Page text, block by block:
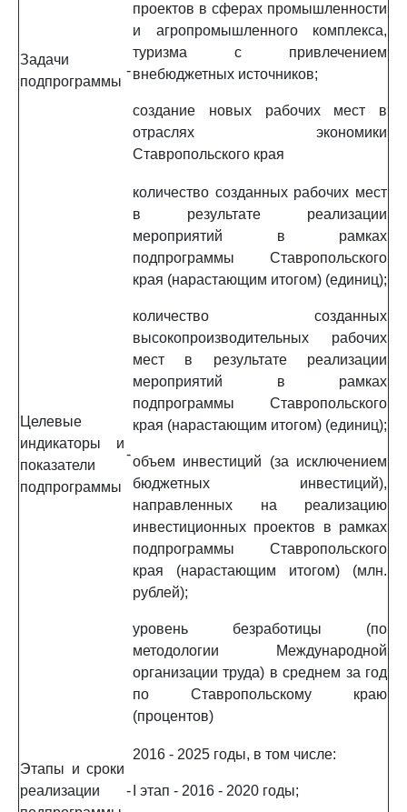
Задачи
подпрограммы
-
проектов в сферах промышленности
и агропромышленного комплекса,
туризма с привлечением
внебюджетных источников;
создание новых рабочих мест в
отраслях экономики
Ставропольского края
Целевые
индикаторы и
показатели
подпрограммы
-
количество созданных рабочих мест
в результате реализации
мероприятий в рамках
подпрограммы Ставропольского
края (нарастающим итогом) (единиц);
количество созданных
высокопроизводительных рабочих
мест в результате реализации
мероприятий в рамках
подпрограммы Ставропольского
края (нарастающим итогом) (единиц);
объем инвестиций (за исключением
бюджетных инвестиций),
направленных на реализацию
инвестиционных проектов в рамках
подпрограммы Ставропольского
края (нарастающим итогом) (млн.
рублей);
уровень безработицы (по
методологии Международной
организации труда) в среднем за год
по Ставропольскому краю
(процентов)
Этапы и сроки
реализации
-
2016 - 2025 годы, в том числе:
I этап - 2016 - 2020 годы;